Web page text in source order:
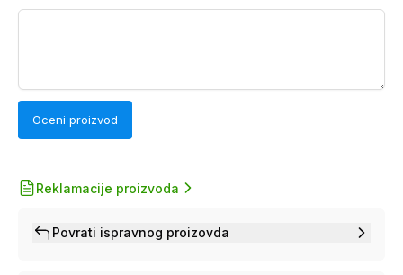
Oceni proizvod
Reklamacije proizvoda
Povrati ispravnog proizovda